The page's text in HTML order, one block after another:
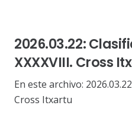
2026.03.22:
XXXXVIII. Cross
En este archivo:
Cross Itxartu